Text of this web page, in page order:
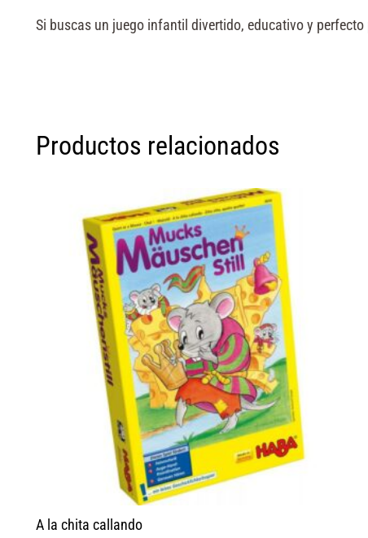
Si buscas un juego infantil divertido, educativo y
Productos relacionados
A la chita callando